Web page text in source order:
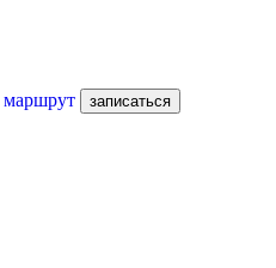
маршрут записаться